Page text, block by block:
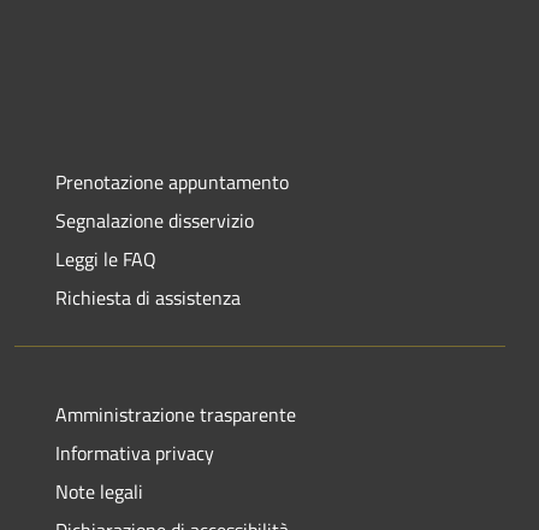
Prenotazione appuntamento
Segnalazione disservizio
Leggi le FAQ
Richiesta di assistenza
Amministrazione trasparente
Informativa privacy
Note legali